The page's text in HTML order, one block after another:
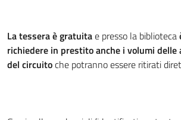
La tessera è gratuitae presso la biblioteca
richiedere in prestito anche i volumi
del circuitoche potranno essere ritirati